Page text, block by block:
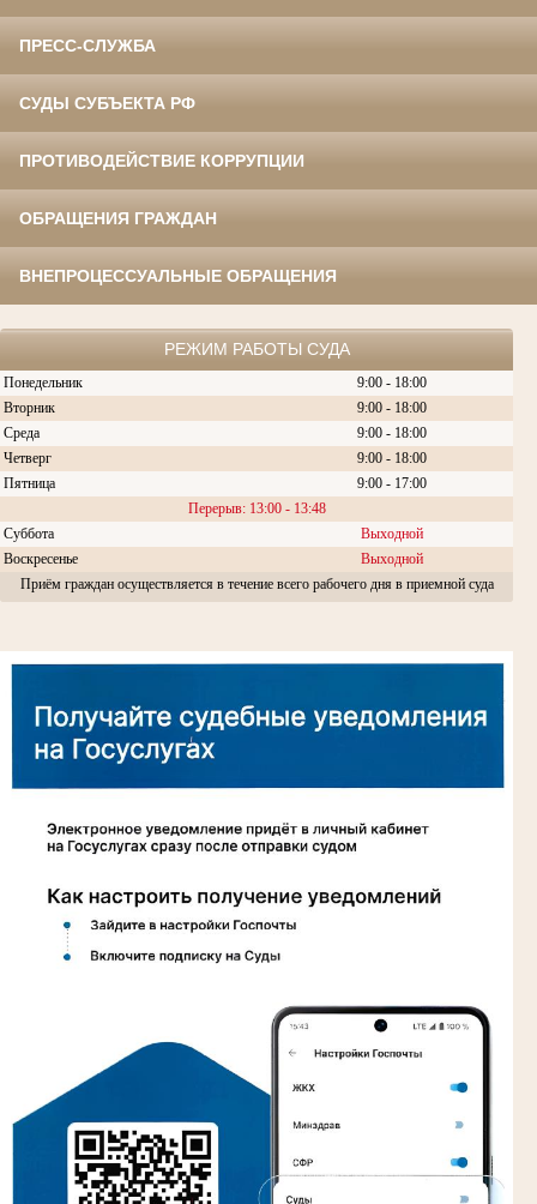
ПРЕСС-СЛУЖБА
СУДЫ СУБЪЕКТА РФ
ПРОТИВОДЕЙСТВИЕ КОРРУПЦИИ
ОБРАЩЕНИЯ ГРАЖДАН
ВНЕПРОЦЕССУАЛЬНЫЕ ОБРАЩЕНИЯ
РЕЖИМ РАБОТЫ СУДА
Понедельник
9:00 - 18:00
Вторник
9:00 - 18:00
Среда
9:00 - 18:00
Четверг
9:00 - 18:00
Пятница
9:00 - 17:00
Перерыв: 13:00 - 13:48
Суббота
Выходной
Воскресенье
Выходной
Приём граждан осуществляется в течение всего рабочего дня в приемной суда